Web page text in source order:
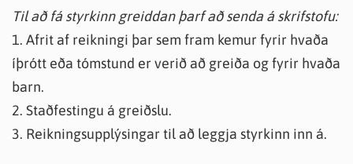
Til að fá styrkinn greiddan þarf að senda á skrifstofu:
1. Afrit af reikningi þar sem fram kemur fyrir hvaða
íþrótt eða tómstund er verið að greiða og fyrir hvaða
barn.
2. Staðfestingu á greiðslu.
3. Reikningsupplýsingar til að leggja styrkinn inn á.